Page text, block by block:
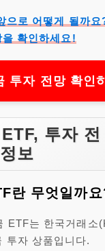
으로 어떻게 될까
확인하세요!
투자 전망 확인
투자
보
란 무엇일까요
ETF는 한국거래소
투자 상품입니다.